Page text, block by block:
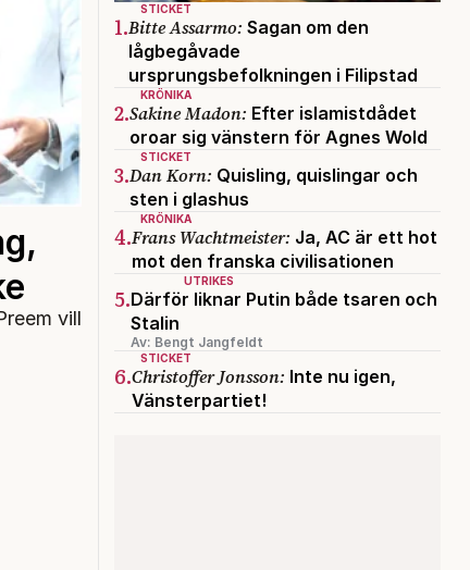
vill
STICKET
1.Bitte Assarmo: Sagan om den
lågbegåvade
ursprungsbefolkningen i Filipstad
KRÖNIKA
2.Sakine Madon: Efter islamistdådet
oroar sig vänstern för Agnes Wold
STICKET
3.Dan Korn: Quisling, quislingar och
sten i glashus
KRÖNIKA
4.Frans Wachtmeister: Ja, AC är ett hot
mot den franska civilisationen
UTRIKES
5.Därför liknar Putin både tsaren och
Stalin
Av: Bengt Jangfeldt
STICKET
6.Christoffer Jonsson: Inte nu igen,
Vänsterpartiet!